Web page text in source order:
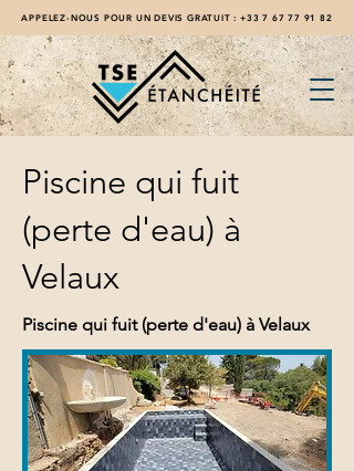
APPELEZ-NOUS POUR UN DEVIS GRATUIT : +33 7 67 77 91 82
Piscine qui fuit
(perte d'eau) à
Velaux
Piscine qui fuit (perte d'eau) à Velaux